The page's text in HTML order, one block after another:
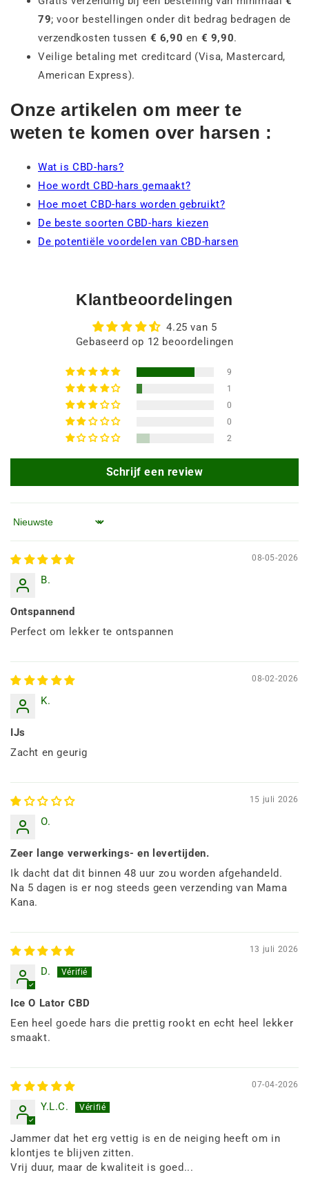
79; voor bestellingen onder dit bedrag bedragen de
verzendkosten tussen € 6,90 en € 9,90.
Veilige betaling met creditcard (Visa, Mastercard,
American Express).
Onze artikelen om meer te
weten te komen over harsen :
Wat is CBD-hars?
Hoe wordt CBD-hars gemaakt?
Hoe moet CBD-hars worden gebruikt?
De beste soorten CBD-hars kiezen
De potentiële voordelen van CBD-harsen
Klantbeoordelingen
4.25 van 5
Gebaseerd op 12 beoordelingen
9
1
0
0
2
Schrijf een review
Sorteren op
08-05-2026
B.
Ontspannend
Perfect om lekker te ontspannen
08-02-2026
K.
IJs
Zacht en geurig
15 juli 2026
O.
Zeer lange verwerkings- en levertijden.
Ik dacht dat dit binnen 48 uur zou worden afgehandeld.
Na 5 dagen is er nog steeds geen verzending van Mama
Kana.
13 juli 2026
D.
Ice O Lator CBD
Een heel goede hars die prettig rookt en echt heel lekker
smaakt.
07-04-2026
Y.L.C.
Jammer dat het erg vettig is en de neiging heeft om in
klontjes te blijven zitten.
Vrij duur, maar de kwaliteit is goed...